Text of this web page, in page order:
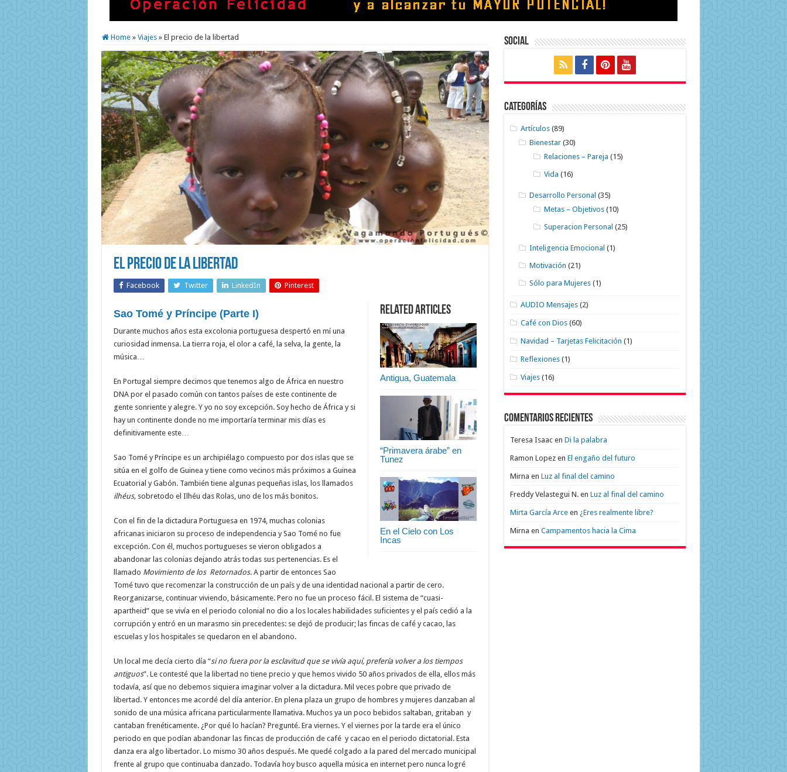
Home » Viajes » El precio de la libertad
El precio de la libertad
Facebook Twitter LinkedIn Pinterest
Related Articles
Antigua, Guatemala
“Primavera árabe” en
Tunez
En el Cielo con Los
Incas
Sao Tomé y Príncipe (Parte I)
Durante muchos años esta excolonia portuguesa despertó en mí una
curiosidad inmensa. La tierra roja, el olor a café, la selva, la gente, la
música…
En Portugal siempre decimos que tenemos algo de África en nuestro
DNA por el pasado común con tantos países de este continente de
gente sonriente y alegre. Y yo no soy excepción. Soy hecho de África y si
hay un continente donde no me importaría terminar mis días es
definitivamente este…
Sao Tomé y Príncipe es un archipiélago compuesto por dos islas que se
sitúa en el golfo de Guinea y tiene como vecinos más próximos a Guinea
Ecuatorial y Gabón. También tiene algunas pequeñas islas, los llamados
ilhéus, sobretodo el Ilhéu das Rolas, uno de los más bonitos.
Con el fin de la dictadura Portuguesa en 1974, muchas colonias
africanas iniciaron su proceso de independencia y Sao Tomé no fue
excepción. Con él, muchos portugueses se vieron obligados a
abandonar las colonias dejando atrás todas sus pertenencias. Es el
llamado Movimiento de los Retornados. A partir de entonces Sao
Tomé tuvo que recomenzar la construcción de un país y de una identidad nacional a partir de cero.
Reorganizarse, continuar viviendo, básicamente. Pero no fue un proceso fácil. El sistema de “cuasi-
apartheid” que se vivía en el periodo colonial no dio a los locales habilidades suficientes y el país cedió a la
corrupción y entró en un marasmo sin precedentes: se dejó de producir; las fincas de café y cacao, las
escuelas y los hospitales se quedaron en el abandono.
Un local me decía cierto día “si no fuera por la esclavitud que se vivía aquí, prefería volver a los tiempos
antiguos”. Le contesté que la libertad no tiene precio y que hemos vivido 50 años privados de ella, ellos más
todavía, así que no debemos siquiera imaginar volver a la dictadura. Mil veces pobre que privado de
libertad. Y entonces me acordé del día anterior. En plena plaza un grupo de hombres y mujeres danzaban al
sonido de una música africana particularmente llamativa. Muchos ya un poco bebidos saltaban, gritaban y
cantaban frenéticamente. ¿Por qué lo hacían? Pregunté. Era viernes. Y el viernes por la tarde era el único
periodo en que podían abandonar las fincas de producción de café y cacao en el periodo dictatorial. Esta
danza era algo libertador. Lo mismo 30 años después. Me quedé colgado a la pared del mercado municipal
frente al grupo que continuaba danzado. Todavía hoy busco aquella música en internet pero nunca logré
Social
Categorías
Artículos (89)
Bienestar (30)
Relaciones – Pareja (15)
Vida (16)
Desarrollo Personal (35)
Metas – Objetivos (10)
Superacion Personal (25)
Inteligencia Emocional (1)
Motivación (21)
Sólo para Mujeres (1)
AUDIO Mensajes (2)
Café con Dios (60)
Navidad – Tarjetas Felicitación (1)
Reflexiones (1)
Viajes (16)
Comentarios recientes
Teresa Isaacen Di la palabra
Ramon Lopezen El engaño del futuro
Mirna en Luz al final del camino
Freddy Velastegui N.en Luz al final del camino
Mirta García Arceen ¿Eres realmente libre?
Mirna en Campamentos hacia la Cima